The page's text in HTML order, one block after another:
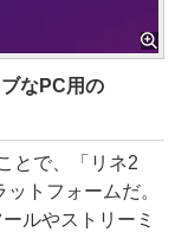
なPC用の
とで、「リネ2
トフォームだ。
ルやストリーミ